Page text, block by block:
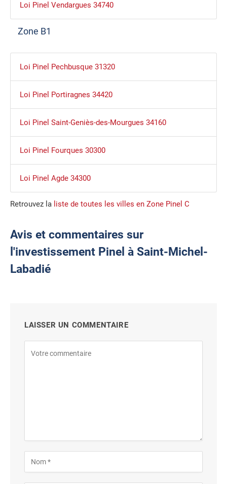
Loi Pinel Vendargues 34740
Zone B1
Loi Pinel Pechbusque 31320
Loi Pinel Portiragnes 34420
Loi Pinel Saint-Geniès-des-Mourgues 34160
Loi Pinel Fourques 30300
Loi Pinel Agde 34300
Retrouvez la liste de toutes les villes en Zone Pinel C
Avis et commentaires sur
l'investissement Pinel à Saint-Michel-
Labadié
LAISSER UN COMMENTAIRE